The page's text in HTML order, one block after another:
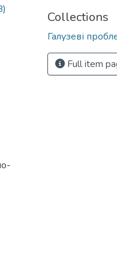
Collections
Галузеві
Full item